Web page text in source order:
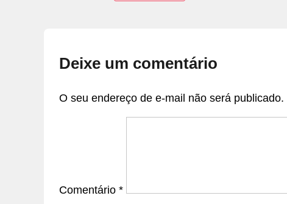
Deixe um comentário
O seu endereço de e-mail não será publicado.
Comentário *